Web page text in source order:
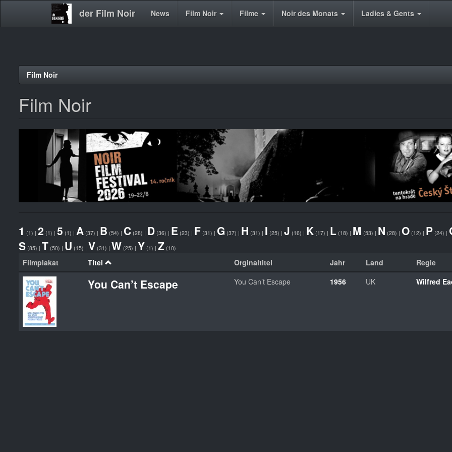
der Film Noir
Main News Film Noir Filme Noir des Monats Ladies & Gents
Film Noir
Film Noir
1 (1) | 2 (1) | 5 (1) | A (37) | B (54) | C (28) | D (36) | E (23) | F (31) | G (37) | H (31) | I (25) | J (16) | K (17) | L (18) | M (53) | N (28) | O (12) | P (24) |
S (85) | T (50) | U (15) | V (31) | W (25) | Y (1) | Z (10)
Filmplakat Titel Orginaltitel Jahr Land Regie
You Can’t Escape You Can’t Escape 1956 UK Wilfred